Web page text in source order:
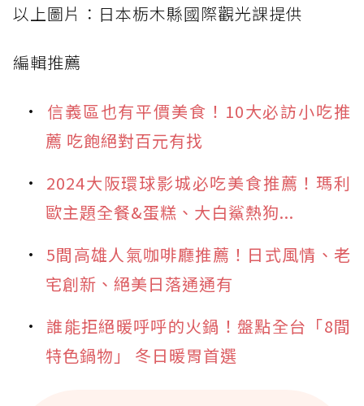
以上圖片：日本栃木縣國際觀光課提供
編輯推薦
信義區也有平價美食！10大必訪小吃推
薦 吃飽絕對百元有找
2024大阪環球影城必吃美食推薦！瑪利
歐主題全餐&蛋糕、大白鯊熱狗...
5間高雄人氣咖啡廳推薦！日式風情、老
宅創新、絕美日落通通有
誰能拒絕暖呼呼的火鍋！盤點全台「8間
特色鍋物」 冬日暖胃首選